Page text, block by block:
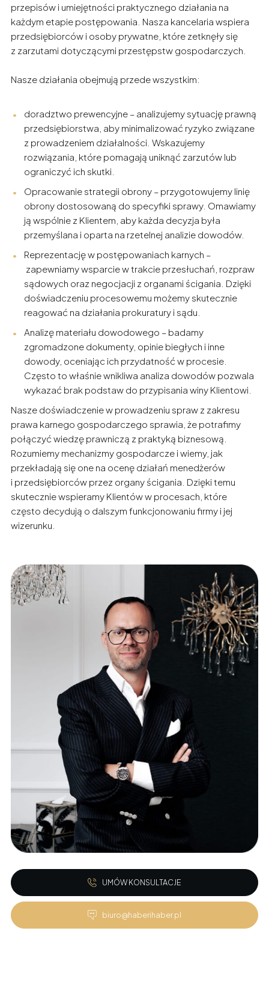
przepisów i umiejętności praktycznego działania na
każdym etapie postępowania. Nasza kancelaria wspiera
przedsiębiorców i osoby prywatne, które zetknęły się
z zarzutami dotyczącymi przestępstw gospodarczych.
Nasze działania obejmują przede wszystkim:
doradztwo prewencyjne – analizujemy sytuację prawną
przedsiębiorstwa, aby minimalizować ryzyko związane
z prowadzeniem działalności. Wskazujemy
rozwiązania, które pomagają uniknąć zarzutów lub
ograniczyć ich skutki.
Opracowanie strategii obrony – przygotowujemy linię
obrony dostosowaną do specyfiki sprawy. Omawiamy
ją wspólnie z Klientem, aby każda decyzja była
przemyślana i oparta na rzetelnej analizie dowodów.
Reprezentację w postępowaniach karnych –
zapewniamy wsparcie w trakcie przesłuchań, rozpraw
sądowych oraz negocjacji z organami ścigania. Dzięki
doświadczeniu procesowemu możemy skutecznie
reagować na działania prokuratury i sądu.
Analizę materiału dowodowego – badamy
zgromadzone dokumenty, opinie biegłych i inne
dowody, oceniając ich przydatność w procesie.
Często to właśnie wnikliwa analiza dowodów pozwala
wykazać brak podstaw do przypisania winy Klientowi.
Nasze doświadczenie w prowadzeniu spraw z zakresu
prawa karnego gospodarczego sprawia, że potrafimy
połączyć wiedzę prawniczą z praktyką biznesową.
Rozumiemy mechanizmy gospodarcze i wiemy, jak
przekładają się one na ocenę działań menedżerów
i przedsiębiorców przez organy ścigania. Dzięki temu
skutecznie wspieramy Klientów w procesach, które
często decydują o dalszym funkcjonowaniu firmy i jej
wizerunku.
UMÓW KONSULTACJE
biuro@haberihaber.pl